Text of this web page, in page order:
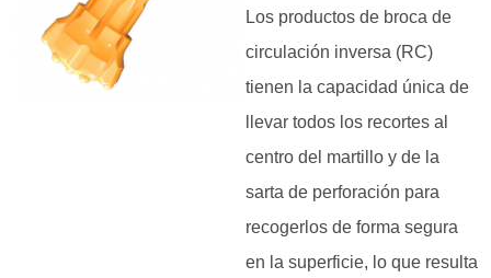
Los productos de broca de
circulación inversa (RC)
tienen la capacidad única de
llevar todos los recortes al
centro del martillo y de la
sarta de perforación para
recogerlos de forma segura
en la superficie, lo que resulta